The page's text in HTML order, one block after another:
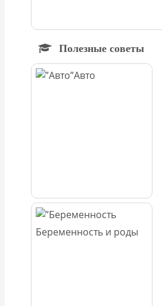
Полезные советы
Авто
Беременность и роды